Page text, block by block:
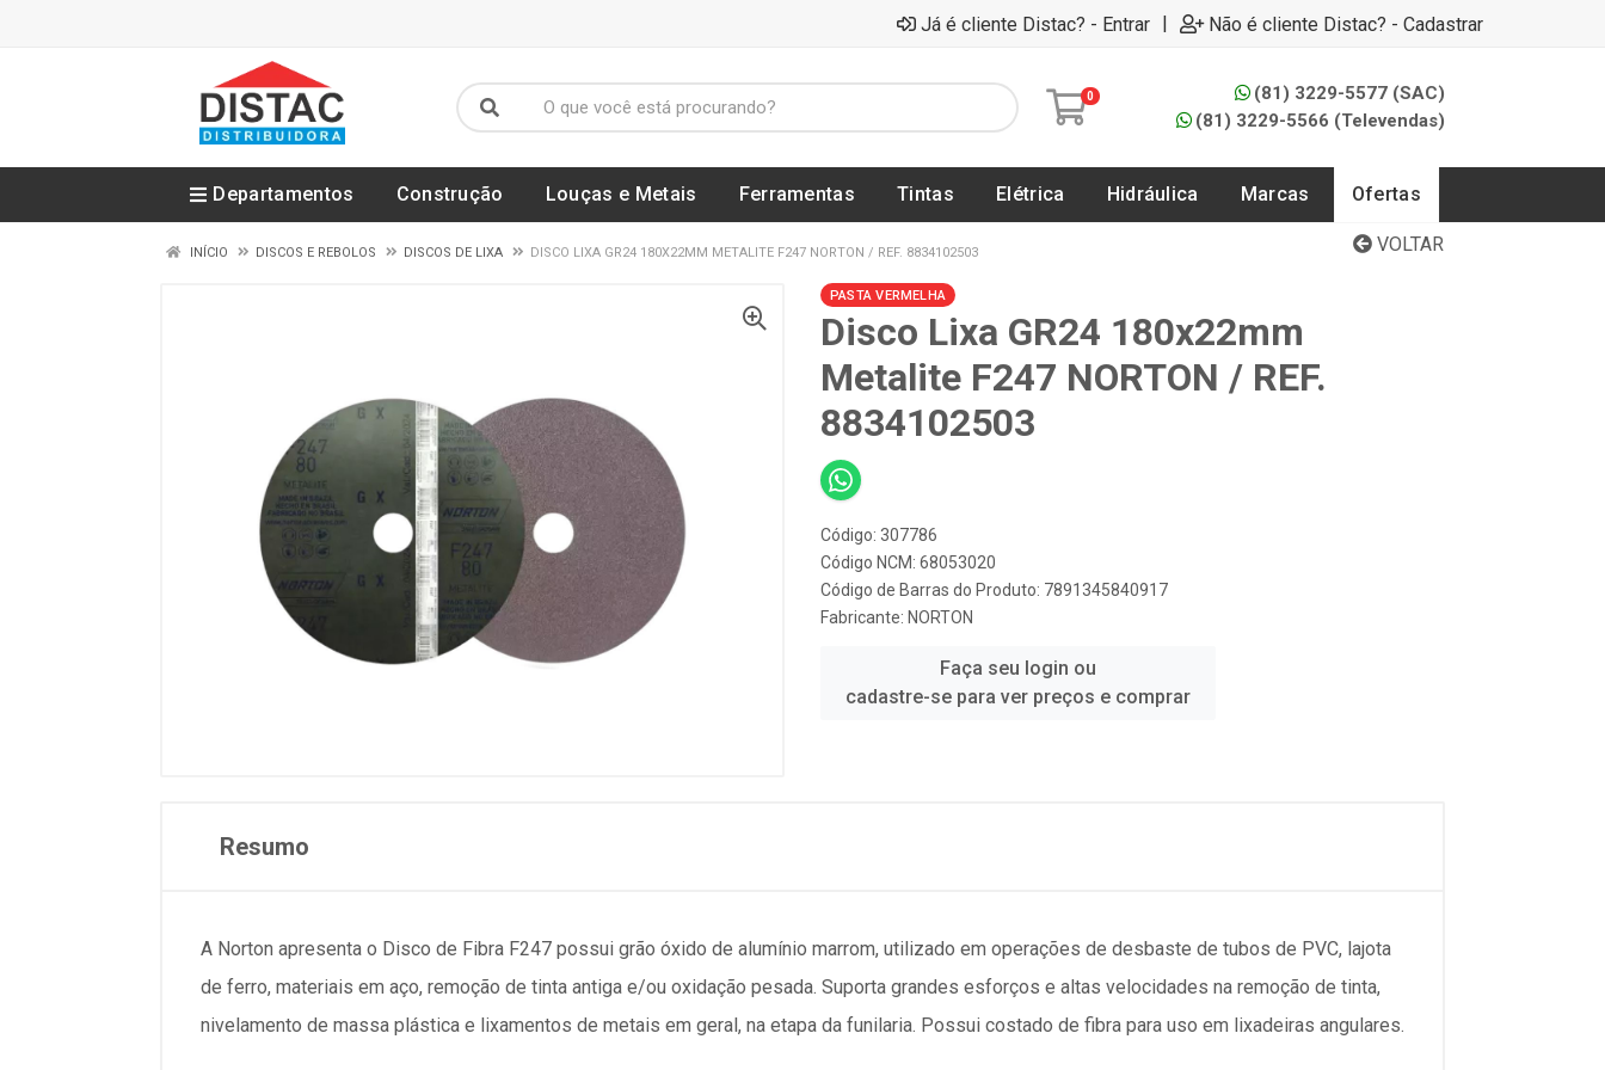
Já é cliente Distac? - Entrar | Não é cliente Distac? - Cadastrar
0
(81) 3229-5577 (SAC)
(81) 3229-5566 (Televendas)
Departamentos Construção Louças e Metais Ferramentas Tintas Elétrica Hidráulica Marcas Ofertas
VOLTAR
INÍCIO DISCOS E REBOLOS DISCOS DE LIXA DISCO LIXA GR24 180X22MM METALITE F247 NORTON / REF. 8834102503
PASTA VERMELHA
Disco Lixa GR24 180x22mm
Metalite F247 NORTON / REF.
8834102503
Código: 307786
Código NCM: 68053020
Código de Barras do Produto: 7891345840917
Fabricante: NORTON
Faça seu login ou
cadastre-se para ver preços e comprar
Resumo
A Norton apresenta o Disco de Fibra F247 possui grão óxido de alumínio marrom, utilizado em operações de desbaste de tubos de PVC, lajota
de ferro, materiais em aço, remoção de tinta antiga e/ou oxidação pesada. Suporta grandes esforços e altas velocidades na remoção de tinta,
nivelamento de massa plástica e lixamentos de metais em geral, na etapa da funilaria. Possui costado de fibra para uso em lixadeiras angulares.